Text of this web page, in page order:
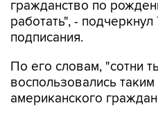
гражданство по
работать", -
подписания.
По его словам, "сотни
воспользовались
американского